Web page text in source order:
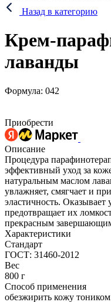
Назад в категорию
Крем-
лаванды
Формула: 042
Приобрести
Описание
Процедура
эффективный уход за
натуральным маслом
увлажняет, смягчает и
эластичность.
предотвращает их
прекрасным
Характеристики
Стандарт
ГОСТ: 31460-2012
Вес
800 г
Способ применения
обезжирить кожу